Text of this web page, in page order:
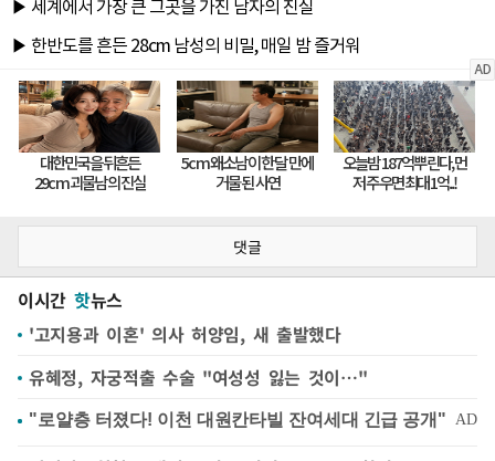
댓글
이시간 핫뉴스
'고지용과 이혼' 의사 허양임, 새 출발했다
유혜정, 자궁적출 수술 "여성성 잃는 것이…"